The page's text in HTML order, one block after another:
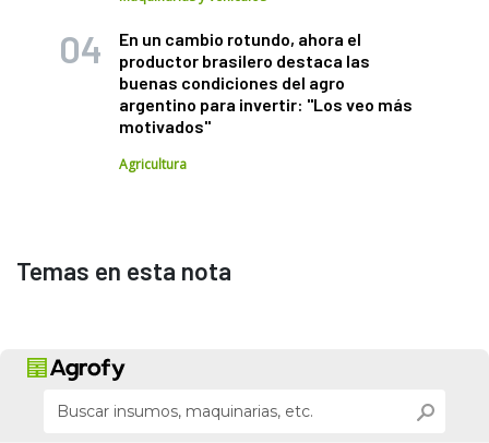
En un cambio rotundo, ahora el
productor brasilero destaca las
buenas condiciones del agro
argentino para invertir: "Los veo más
motivados"
Agricultura
Temas en esta nota